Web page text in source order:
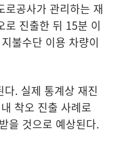
로공사가 관리하는 재
로 진출한 뒤 15분 이
불수단 이용 차량이
. 실제 통계상 재진
착오 진출 사례로
을 것으로 예상된다.